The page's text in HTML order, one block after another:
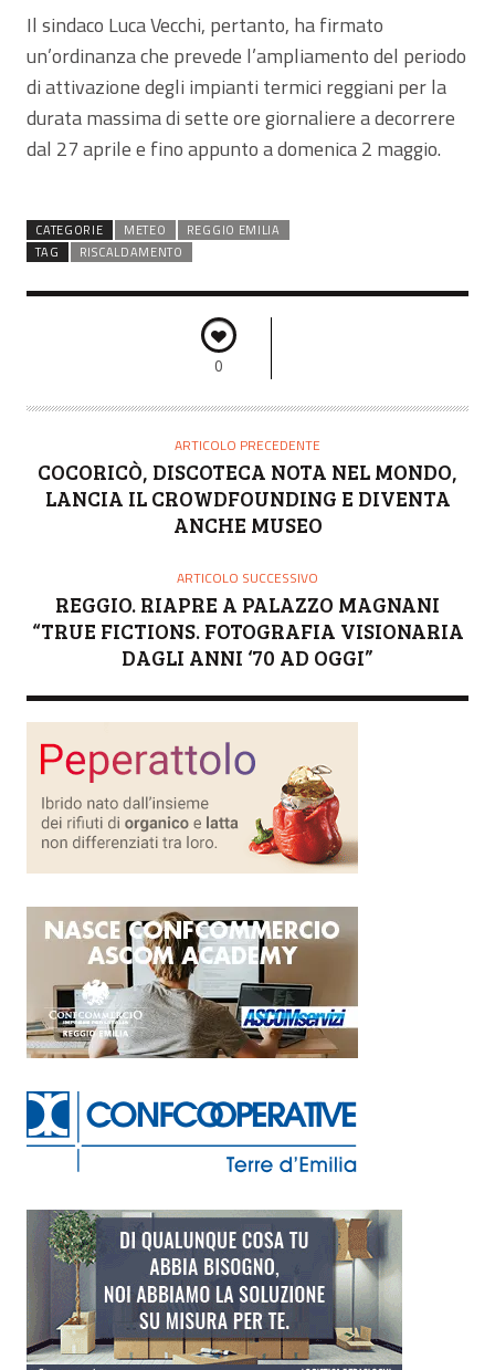
Il sindaco Luca Vecchi, pertanto, ha firmato
un’ordinanza che prevede l’ampliamento del periodo
di attivazione degli impianti termici reggiani per la
durata massima di sette ore giornaliere a decorrere
dal 27 aprile e fino appunto a domenica 2 maggio.
CATEGORIE METEO
REGGIO EMILIA
TAG
RISCALDAMENTO
0
ARTICOLO PRECEDENTE
COCORICÒ, DISCOTECA NOTA NEL MONDO,
LANCIA IL CROWDFOUNDING E DIVENTA
ANCHE MUSEO
ARTICOLO SUCCESSIVO
REGGIO. RIAPRE A PALAZZO MAGNANI
“TRUE FICTIONS. FOTOGRAFIA VISIONARIA
DAGLI ANNI ‘70 AD OGGI”